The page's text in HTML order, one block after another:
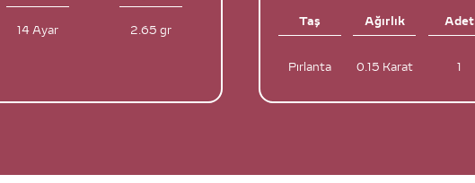
14 Ayar 2.65 gr
Taş Ağırlık Adet
Pırlanta 0.15 Karat 1